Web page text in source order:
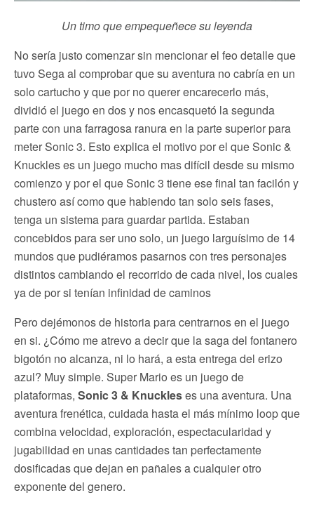
Un timo que empequeñece su leyenda
No sería justo comenzar sin mencionar el feo detalle que
tuvo Sega al comprobar que su aventura no cabría en un
solo cartucho y que por no querer encarecerlo más,
dividió el juego en dos y nos encasquetó la segunda
parte con una farragosa ranura en la parte superior para
meter Sonic 3. Esto explica el motivo por el que Sonic &
Knuckles es un juego mucho mas difícil desde su mismo
comienzo y por el que Sonic 3 tiene ese final tan facilón y
chustero así como que habiendo tan solo seis fases,
tenga un sistema para guardar partida. Estaban
concebidos para ser uno solo, un juego larguísimo de 14
mundos que pudiéramos pasarnos con tres personajes
distintos cambiando el recorrido de cada nivel, los cuales
ya de por si tenían infinidad de caminos
Pero dejémonos de historia para centrarnos en el juego
en si. ¿Cómo me atrevo a decir que la saga del fontanero
bigotón no alcanza, ni lo hará, a esta entrega del erizo
azul? Muy simple. Super Mario es un juego de
plataformas, Sonic 3 & Knuckleses una aventura. Una
aventura frenética, cuidada hasta el más mínimo loop que
combina velocidad, exploración, espectacularidad y
jugabilidad en unas cantidades tan perfectamente
dosificadas que dejan en pañales a cualquier otro
exponente del genero.